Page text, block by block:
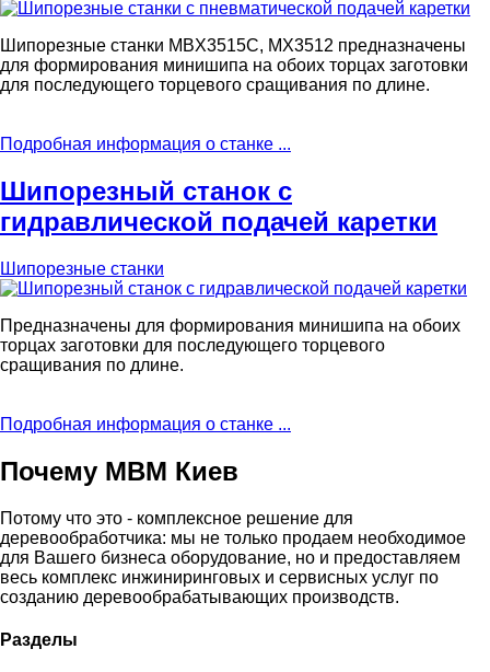
Шипорезные станки MBX3515C, MX3512 предназначены
для формирования минишипа на обоих торцах заготовки
для последующего торцевого сращивания по длине.
Подробная информация о станке ...
Шипорезный станок с
гидравлической подачей каретки
Шипорезные станки
Предназначены для формирования минишипа на обоих
торцах заготовки для последующего торцевого
сращивания по длине.
Подробная информация о станке ...
Почему МВМ Киев
Потому что это - комплексное решение для
деревообработчика: мы не только продаем необходимое
для Вашего бизнеса оборудование, но и предоставляем
весь комплекс инжиниринговых и сервисных услуг по
созданию деревообрабатывающих производств.
Разделы